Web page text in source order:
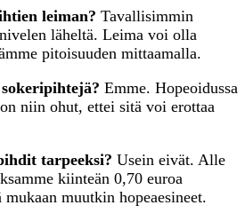
leiman? Tavallisimmin
läheltä. Leima voi olla
pitoisuuden mittaamalla.
Emme. Hopeoidussa
niin ohut, ettei sitä voi erottaa
tarpeeksi? Usein eivät. Alle
kiinteän 0,70 euroa
muutkin hopeaesineet.